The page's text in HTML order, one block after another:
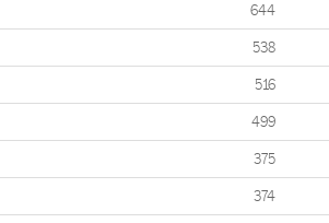
644
538
516
499
375
374